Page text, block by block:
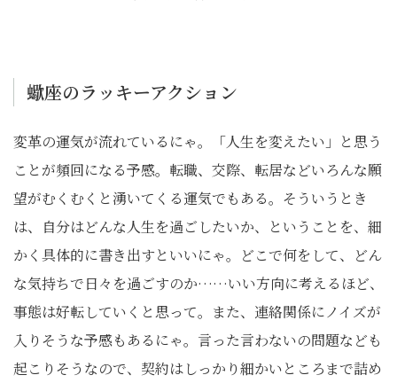
蠍座のラッキーアクション
変革の運気が流れているにゃ。「人生を変えたい」と思う
ことが頻回になる予感。転職、交際、転居などいろんな願
望がむくむくと湧いてくる運気でもある。そういうとき
は、自分はどんな人生を過ごしたいか、ということを、細
かく具体的に書き出すといいにゃ。どこで何をして、どん
な気持ちで日々を過ごすのか……いい方向に考えるほど、
事態は好転していくと思って。また、連絡関係にノイズが
入りそうな予感もあるにゃ。言った言わないの問題なども
起こりそうなので、契約はしっかり細かいところまで詰め